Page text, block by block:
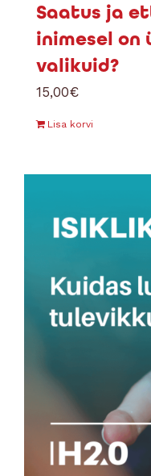
Saatus ja
inimesel on
valikuid?
15,00€
Lisa korvi